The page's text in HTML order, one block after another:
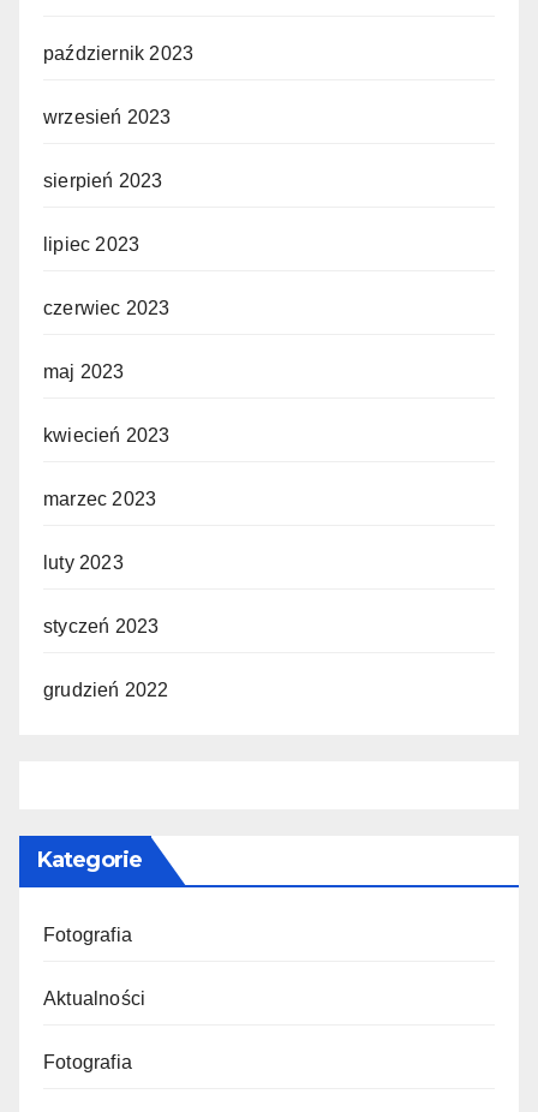
październik 2023
wrzesień 2023
sierpień 2023
lipiec 2023
czerwiec 2023
maj 2023
kwiecień 2023
marzec 2023
luty 2023
styczeń 2023
grudzień 2022
Kategorie
Fotografia
Aktualności
Fotografia